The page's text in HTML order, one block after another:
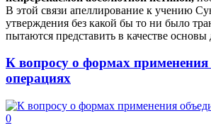
В этой связи апеллирование к учению
утверждения без какой бы то ни было
пытаются представить в качестве
К вопросу о формах
операциях
0